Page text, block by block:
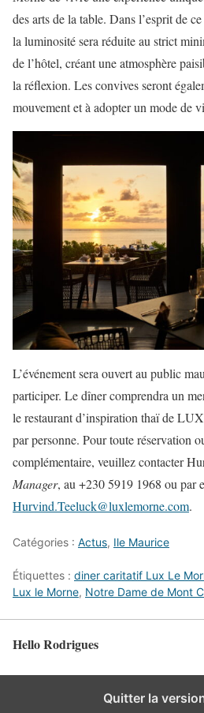
des arts de la table. Dans l’esprit de
la luminosité sera réduite au strict
de l’hôtel, créant une atmosphère
la réflexion. Les convives seront
mouvement et à adopter un mode de
L’événement sera ouvert au public
participer. Le dîner comprendra un
le restaurant d’inspiration thaï de
par personne. Pour toute réservation
complémentaire, veuillez contacter
Manager, au +230 5919 1968 ou par
Hurvind.Teeluck@luxlemorne.com.
Catégories : Actus, Ile Maurice
Étiquettes : diner caritatif Lux Le
Lux le Morne, Notre Dame de Mont
Hello Rodrigues
Quitter la